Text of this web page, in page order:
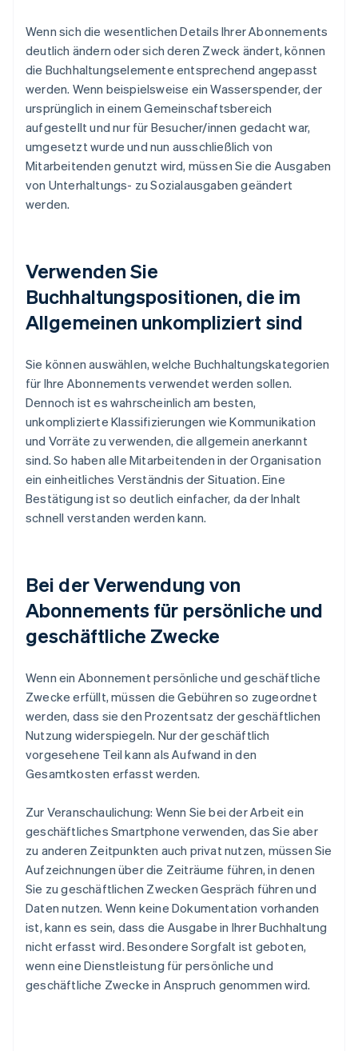
Wenn sich die wesentlichen Details Ihrer Abonnements
deutlich ändern oder sich deren Zweck ändert, können
die Buchhaltungselemente entsprechend angepasst
werden. Wenn beispielsweise ein Wasserspender, der
ursprünglich in einem Gemeinschaftsbereich
aufgestellt und nur für Besucher/innen gedacht war,
umgesetzt wurde und nun ausschließlich von
Mitarbeitenden genutzt wird, müssen Sie die Ausgaben
von Unterhaltungs- zu Sozialausgaben geändert
werden.
Verwenden Sie
Buchhaltungspositionen, die im
Allgemeinen unkompliziert sind
Sie können auswählen, welche Buchhaltungskategorien
für Ihre Abonnements verwendet werden sollen.
Dennoch ist es wahrscheinlich am besten,
unkomplizierte Klassifizierungen wie Kommunikation
und Vorräte zu verwenden, die allgemein anerkannt
sind. So haben alle Mitarbeitenden in der Organisation
ein einheitliches Verständnis der Situation. Eine
Bestätigung ist so deutlich einfacher, da der Inhalt
schnell verstanden werden kann.
Bei der Verwendung von
Abonnements für persönliche und
geschäftliche Zwecke
Wenn ein Abonnement persönliche und geschäftliche
Zwecke erfüllt, müssen die Gebühren so zugeordnet
werden, dass sie den Prozentsatz der geschäftlichen
Nutzung widerspiegeln. Nur der geschäftlich
vorgesehene Teil kann als Aufwand in den
Gesamtkosten erfasst werden.
Zur Veranschaulichung: Wenn Sie bei der Arbeit ein
geschäftliches Smartphone verwenden, das Sie aber
zu anderen Zeitpunkten auch privat nutzen, müssen Sie
Aufzeichnungen über die Zeiträume führen, in denen
Sie zu geschäftlichen Zwecken Gespräch führen und
Daten nutzen. Wenn keine Dokumentation vorhanden
ist, kann es sein, dass die Ausgabe in Ihrer Buchhaltung
nicht erfasst wird. Besondere Sorgfalt ist geboten,
wenn eine Dienstleistung für persönliche und
geschäftliche Zwecke in Anspruch genommen wird.